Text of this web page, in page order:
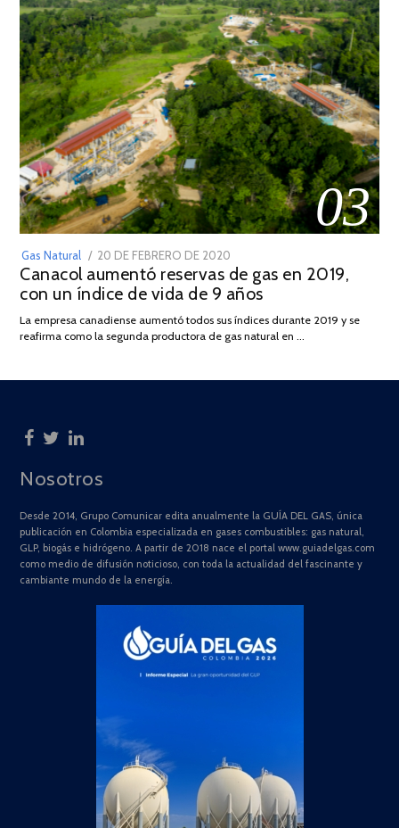
03
Gas Natural
POSTED
ON
20 DE FEBRERO DE 2020
DE
JULIO
2025
Canacol aumentó reservas de gas en 2019,
con un índice de vida de 9 años
La empresa canadiense aumentó todos sus índices durante 2019 y se
reafirma como la segunda productora de gas natural en …
Nosotros
Desde 2014, Grupo Comunicar edita anualmente la GUÍA DEL GAS, única
publicación en Colombia especializada en gases combustibles: gas natural,
GLP, biogás e hidrógeno. A partir de 2018 nace el portal www.guiadelgas.com
como medio de difusión noticioso, con toda la actualidad del fascinante y
cambiante mundo de la energía.